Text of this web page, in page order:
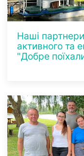
Наші
активного та
"Добре